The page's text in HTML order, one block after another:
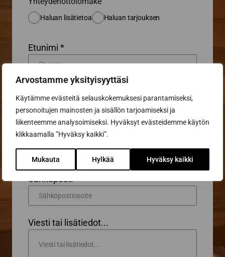
Arvostamme yksityisyyttäsi
Käytämme evästeitä selauskokemuksesi parantamiseksi,
personoitujen mainosten ja sisällön tarjoamiseksi ja
liikenteemme analysoimiseksi. Hyväksyt evästeidemme käytön
klikkaamalla ”Hyväksy kaikki”.
Mukauta Hylkää Hyväksy kaikki
Haluan lisätietoa Haluan tarjouksen
Etunimi *
Puhelin
Sähköposti *
Viesti tai lisätiedot...